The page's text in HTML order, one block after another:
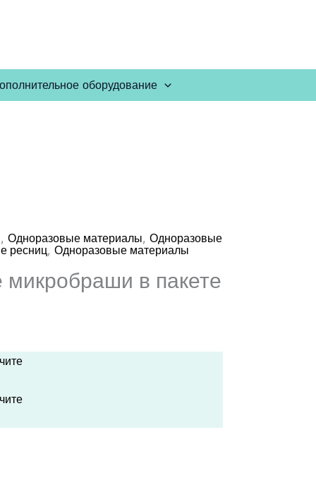
оборудование
, Одноразовые материалы, Одноразовые
ресниц, Одноразовые материалы
в пакете